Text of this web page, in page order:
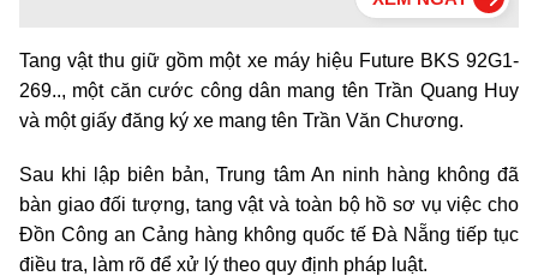
Tang vật thu giữ gồm một xe máy hiệu Future BKS 92G1-
269.., một căn cước công dân mang tên Trần Quang Huy
và một giấy đăng ký xe mang tên Trần Văn Chương.
Sau khi lập biên bản, Trung tâm An ninh hàng không đã
bàn giao đối tượng, tang vật và toàn bộ hồ sơ vụ việc cho
Đồn Công an Cảng hàng không quốc tế Đà Nẵng tiếp tục
điều tra, làm rõ để xử lý theo quy định pháp luật.